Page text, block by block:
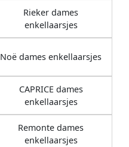
Rieker dames
enkellaarsjes
Noë dames enkellaarsjes
CAPRICE dames
enkellaarsjes
Remonte dames
enkellaarsjes